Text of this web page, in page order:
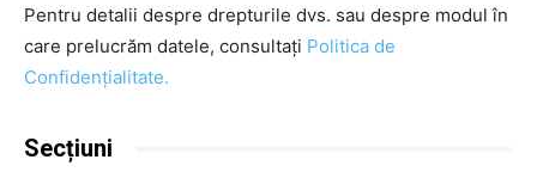
Pentru detalii despre drepturile dvs. sau despre modul în
care prelucrăm datele, consultați Politica de
Confidențialitate.
Secțiuni